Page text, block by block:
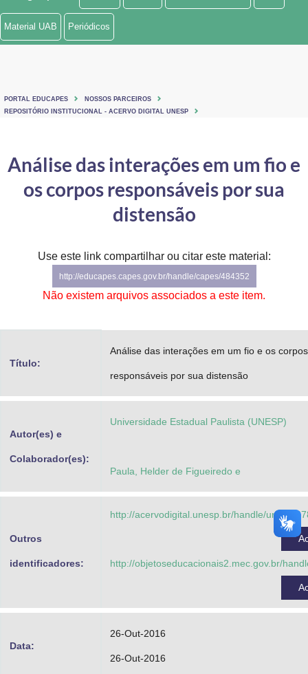
Ministério de Minas e Energia
Ministério do Turismo
Controladoria-Geral da União
Ministério da Mulher, da Família e dos Direitos Humanos
Secretaria de Governo
Gabinete de Segurança Institucional
Material UAB Periódicos
PORTAL EDUCAPES
NOSSOS PARCEIROS
REPOSITÓRIO INSTITUCIONAL - ACERVO DIGITAL UNESP
Análise das interações em um fio e
os corpos responsáveis por sua
distensão
Use este link compartilhar ou citar este material:
http://educapes.capes.gov.br/handle/capes/484352
Não existem arquivos associados a este item.
Título:
Análise das interações em um fio e os corpos
responsáveis por sua distensão
Autor(es) e
Colaborador(es):
Universidade Estadual Paulista (UNESP)
Paula, Helder de Figueiredo e
Outros
identificadores:
http://acervodigital.unesp.br/handle/unesp/
http://objetoseducacionais2.mec.gov.br/
Data:
26-Out-2016
26-Out-2016